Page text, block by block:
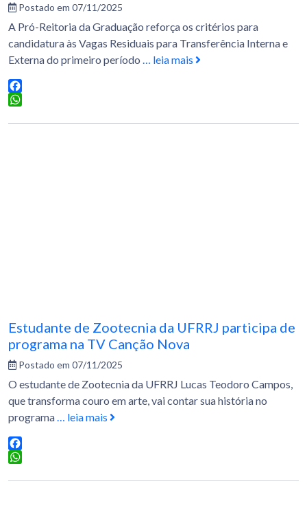
Postado em 07/11/2025
A Pró-Reitoria da Graduação reforça os critérios para
candidatura às Vagas Residuais para Transferência Interna e
Externa do primeiro período
… leia mais
Facebook
Estudante de Zootecnia da UFRRJ participa de
programa na TV Canção Nova
Postado em 07/11/2025
O estudante de Zootecnia da UFRRJ Lucas Teodoro Campos,
que transforma couro em arte, vai contar sua história no
programa
… leia mais
Facebook